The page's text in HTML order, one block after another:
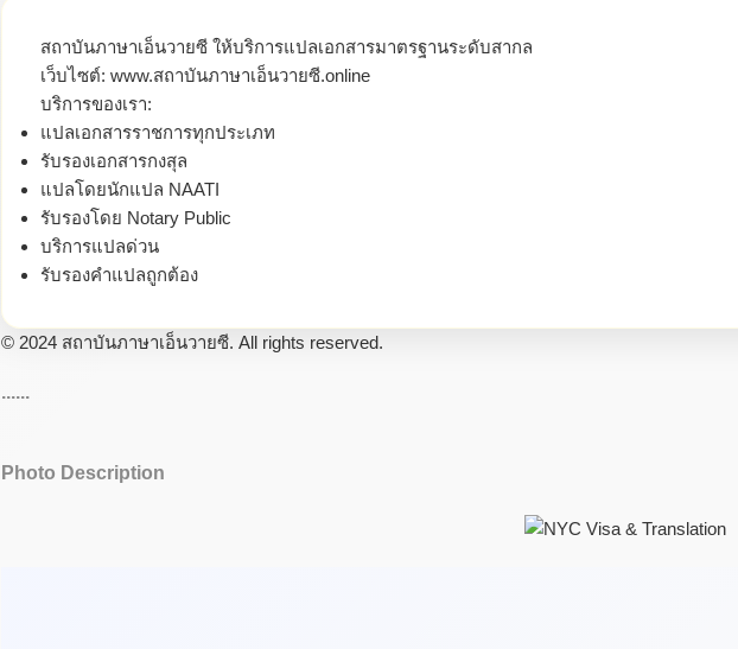
สถาบันภาษาเอ็นวายซี ให้บริการแปลเอกสารมาตรฐานระดับสากล
เว็บไซต์: www.สถาบันภาษาเอ็นวายซี.online
บริการของเรา:
แปลเอกสารราชการทุกประเภท
รับรองเอกสารกงสุล
แปลโดยนักแปล NAATI
รับรองโดย Notary Public
บริการแปลด่วน
รับรองคำแปลถูกต้อง
© 2024 สถาบันภาษาเอ็นวายซี. All rights reserved.
......
Photo Description